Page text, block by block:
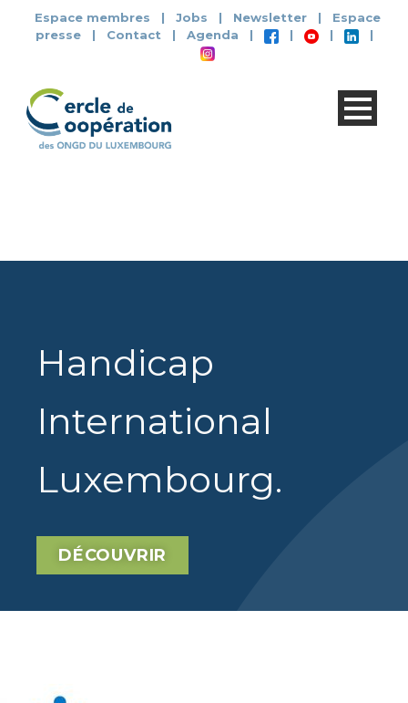
Espace membres | Jobs | Newsletter |
Espace
presse
| Contact | Agenda | | | |
Handicap
International
Luxembourg.
DÉCOUVRIR